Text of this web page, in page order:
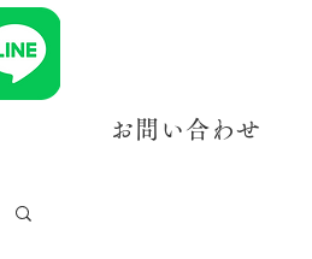
お問い合わせ